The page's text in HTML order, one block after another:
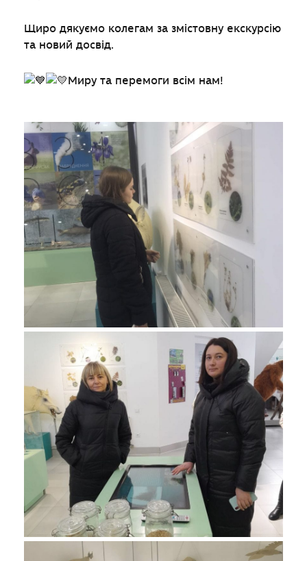
Щиро дякуємо колегам за змістовну екскурсію
та новий досвід.
Миру та перемоги всім нам!